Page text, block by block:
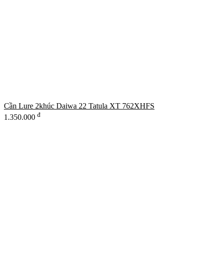
Cần Lure 2khúc Daiwa 22 Tatula XT 762XHFS
1.350.000 đ